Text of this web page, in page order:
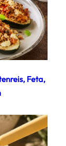
Feta,